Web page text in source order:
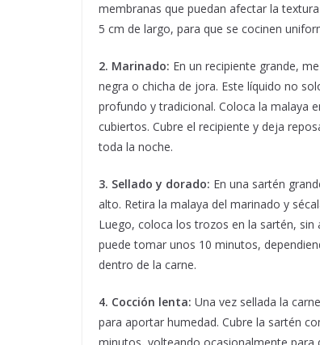
membranas que puedan afectar la
5 cm de largo, para que se cocinen
2. Marinado: En un recipiente grande,
negra o chicha de jora. Este líquido no
profundo y tradicional. Coloca la malaya
cubiertos. Cubre el recipiente y deja
toda la noche.
3. Sellado y dorado: En una sartén
alto. Retira la malaya del marinado y
Luego, coloca los trozos en la sartén,
puede tomar unos 10 minutos,
dentro de la carne.
4. Cocción lenta: Una vez sellada la
para aportar humedad. Cubre la sartén